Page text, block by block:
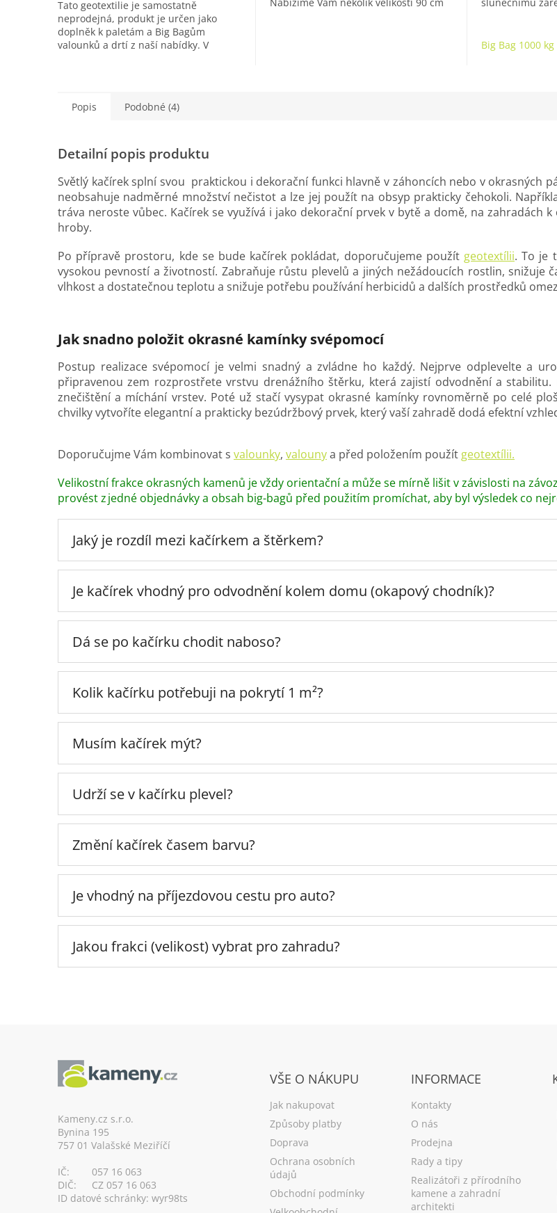
Tato geotextilie je samostatně
neprodejná, produkt je určen jako
doplněk k paletám a Big Bagům
valounků a drtí z naší nabídky. V
Big Bag 1000 kg
Popis Podobné (4)
Detailní popis produktu
Světlý kačírek splní svou praktickou i dekorační funkci hlavně v záhoncích nebo v okrasných
neobsahuje nadměrné množství nečistot a lze jej použít na obsyp prakticky čehokoli.
tráva neroste vůbec. Kačírek se využívá i jako dekorační prvek v bytě a domě, na
hroby.
Po přípravě prostoru, kde se bude kačírek pokládat, doporučujeme použít geotextílii. To je
vysokou pevností a životností. Zabraňuje růstu plevelů a jiných nežádoucích rostlin, snižuje
vlhkost a dostatečnou teplotu a snižuje potřebu používání herbicidů a dalších prostředků
Jak snadno položit okrasné kamínky svépomocí
Postup realizace svépomocí je velmi snadný a zvládne ho každý. Nejprve odplevelte a
připravenou zem rozprostřete vrstvu drenážního štěrku, která zajistí odvodnění a
znečištění a míchání vrstev. Poté už stačí vysypat okrasné kamínky rovnoměrně po celé
chvilky vytvoříte elegantní a prakticky bezúdržbový prvek, který vaší zahradě dodá efektní
Doporučujme Vám kombinovat s valounky, valounya před položením použít geotextílii.
Velikostní frakce okrasných kamenů je vždy orientační a může se mírně lišit v závislosti na
provést z jedné objednávky a obsah big-bagů před použitím promíchat, aby byl výsledek co
Jaký je rozdíl mezi kačírkem a štěrkem?
Je kačírek vhodný pro odvodnění kolem domu (okapový chodník)?
Dá se po kačírku chodit naboso?
Kolik kačírku potřebuji na pokrytí 1 m²?
Musím kačírek mýt?
Udrží se v kačírku plevel?
Změní kačírek časem barvu?
Je vhodný na příjezdovou cestu pro auto?
Jakou frakci (velikost) vybrat pro zahradu?
Kameny.cz s.r.o.
Bynina 195
757 01 Valašské Meziříčí
IČ:
057 16 063
DIČ:
CZ 057 16 063
ID datové schránky: wyr98ts
VŠE O NÁKUPU
Jak nakupovat
Způsoby platby
Doprava
Ochrana osobních
údajů
Obchodní podmínky
INFORMACE
Kontakty
O nás
Prodejna
Rady a tipy
Realizátoři z přírodního
kamene a zahradní
architekti